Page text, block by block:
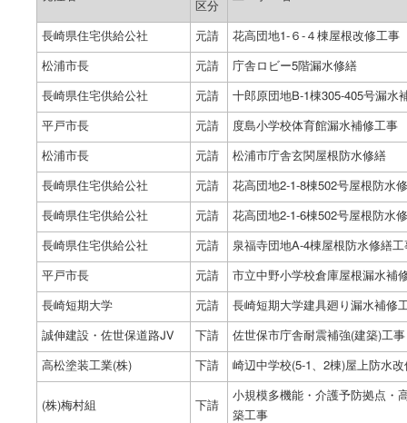
区分
長崎県住宅供給公社 元請 花高団地1-６-４棟屋根改修工事
松浦市長 元請 庁舎ロビー5階漏水修繕
長崎県住宅供給公社 元請 十郎原団地B-1棟305-405号漏水
平戸市長 元請 度島小学校体育館漏水補修工事
松浦市長 元請 松浦市庁舎玄関屋根防水修繕
長崎県住宅供給公社 元請 花高団地2-1-8棟502号屋根防水
長崎県住宅供給公社 元請 花高団地2-1-6棟502号屋根防水
長崎県住宅供給公社 元請 泉福寺団地A-4棟屋根防水修繕工
平戸市長 元請 市立中野小学校倉庫屋根漏水補
長崎短期大学 元請 長崎短期大学建具廻り漏水補修
誠伸建設・佐世保道路JV 下請 佐世保市庁舎耐震補強(建築)工事
高松塗装工業(株) 下請 崎辺中学校(5-1、2棟)屋上防水改
(株)梅村組 下請
小規模多機能・介護予防拠点・
築工事